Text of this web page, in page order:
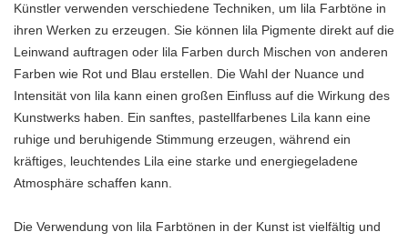
Künstler verwenden verschiedene Techniken, um lila Farbtöne in
ihren Werken zu erzeugen. Sie können lila Pigmente direkt auf die
Leinwand auftragen oder lila Farben durch Mischen von anderen
Farben wie Rot und Blau erstellen. Die Wahl der Nuance und
Intensität von lila kann einen großen Einfluss auf die Wirkung des
Kunstwerks haben. Ein sanftes, pastellfarbenes Lila kann eine
ruhige und beruhigende Stimmung erzeugen, während ein
kräftiges, leuchtendes Lila eine starke und energiegeladene
Atmosphäre schaffen kann.
Die Verwendung von lila Farbtönen in der Kunst ist vielfältig und